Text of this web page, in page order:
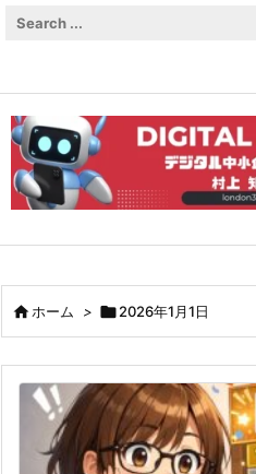
ホーム > 2026年1月1日